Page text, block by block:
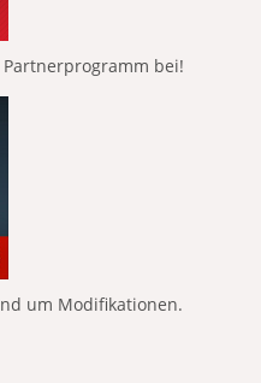
bei!
um Modifikationen.